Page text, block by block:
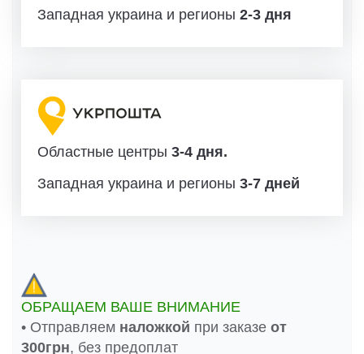
Западная украина и регионы 2-3 дня
Областные центры 3-4 дня.
Западная украина и регионы 3-7 дней
ОБРАЩАЕМ ВАШЕ ВНИМАНИЕ
• Отправляем наложкой при заказе от
300грн, без предоплат